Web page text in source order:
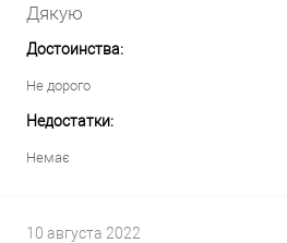
Дякую
Достоинства:
Не дорого
Недостатки:
Немає
10 августа 2022